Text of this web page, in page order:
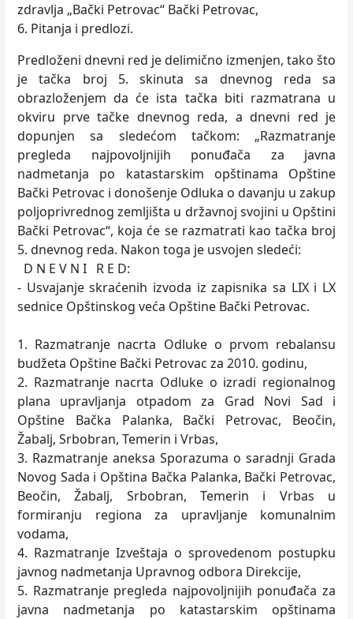
zdravlja „Bački Petrovac“ Bački Petrovac,
6. Pitanja i predlozi.
Predloženi dnevni red je delimično izmenjen, tako što
je tačka broj 5. skinuta sa dnevnog reda sa
obrazloženjem da će ista tačka biti razmatrana u
okviru prve tačke dnevnog reda, a dnevni red je
dopunjen sa sledećom tačkom: „Razmatranje
pregleda najpovoljnijih ponuđača za javna
nadmetanja po katastarskim opštinama Opštine
Bački Petrovac i donošenje Odluka o davanju u zakup
poljoprivrednog zemljišta u državnoj svojini u Opštini
Bački Petrovac“, koja će se razmatrati kao tačka broj
5. dnevnog reda. Nakon toga je usvojen sledeći:
D N E V N I R E D:
- Usvajanje skraćenih izvoda iz zapisnika sa LIX i LX
sednice Opštinskog veća Opštine Bački Petrovac.
1. Razmatranje nacrta Odluke o prvom rebalansu
budžeta Opštine Bački Petrovac za 2010. godinu,
2. Razmatranje nacrta Odluke o izradi regionalnog
plana upravljanja otpadom za Grad Novi Sad i
Opštine Bačka Palanka, Bački Petrovac, Beočin,
Žabalj, Srbobran, Temerin i Vrbas,
3. Razmatranje aneksa Sporazuma o saradnji Grada
Novog Sada i Opština Bačka Palanka, Bački Petrovac,
Beočin, Žabalj, Srbobran, Temerin i Vrbas u
formiranju regiona za upravljanje komunalnim
vodama,
4. Razmatranje Izveštaja o sprovedenom postupku
javnog nadmetanja Upravnog odbora Direkcije,
5. Razmatranje pregleda najpovoljnijih ponuđača za
javna nadmetanja po katastarskim opštinama